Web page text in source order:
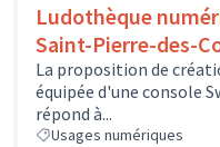
Ludothèque
Saint-Pierre-des-
La proposition de
équipée d'une console
répond à...
Usages numériques